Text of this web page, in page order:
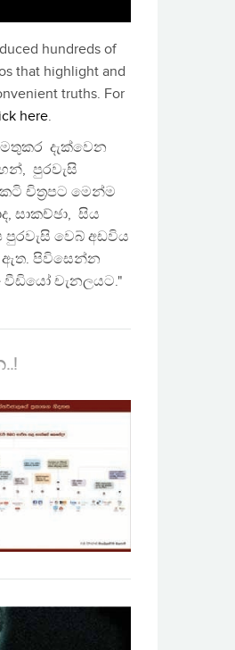
hundreds of
that highlight and
truths. For
here.
දැක්වෙන
පුරවැසි
චිත්‍රපට මෙන්ම
සාකච්ඡා, සිය
වෙබ් අඩවිය
ඇත. පිවිසෙන්න
වීඩියෝ චැනලයට."